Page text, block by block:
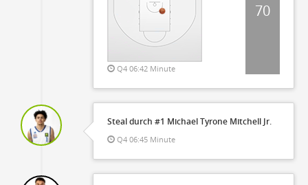
Q4 06:42 Minute
70
Steal durch #1 Michael Tyrone Mitchell Jr.
Q4 06:45 Minute